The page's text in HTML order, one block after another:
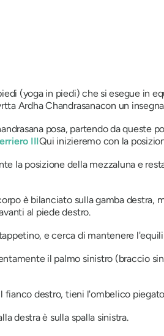
(yoga in piedi) che si esegue in
Ardha Chandrasanacon un
posa, partendo da queste
IIIQui inizieremo con la
la posizione della mezzaluna e
è bilanciato sulla gamba destra,
al piede destro.
e cerca di mantenere
il palmo sinistro (braccio
fianco destro, tieni l'ombelico
destra è sulla spalla sinistra.